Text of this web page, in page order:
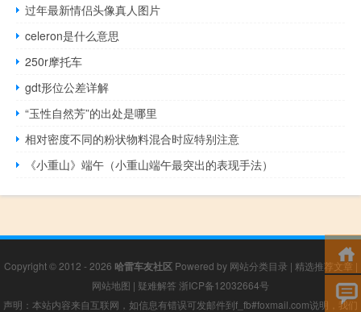
过年最新情侣头像真人图片
celeron是什么意思
250r摩托车
gdt形位公差详解
“玉性自然芳”的出处是哪里
相对密度不同的粉状物料混合时应特别注意
《小重山》端午（小重山端午最突出的表现手法）
Copyright © 2012 - 2026 哈雷车友社区Powered by 网站分类目录 | 精选推荐文章|
网站地图 | 疑难解答 浙ICP备12032664号
声明：本站内容来自互联网，如信息有错误可发邮件到f_fb#foxmail.com说明，我们